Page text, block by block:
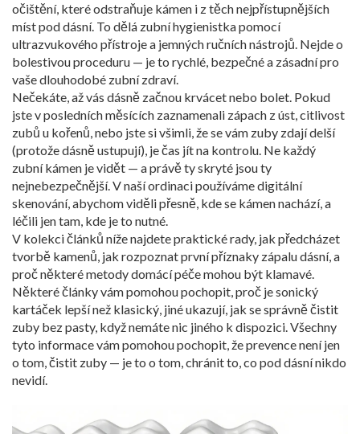
očištění, které odstraňuje kámen i z těch nejpřístupnějších
míst pod dásní. To dělá zubní hygienistka pomocí
ultrazvukového přístroje a jemných ručních nástrojů. Nejde o
bolestivou proceduru — je to rychlé, bezpečné a zásadní pro
vaše dlouhodobé zubní zdraví.
Nečekáte, až vás dásně začnou krvácet nebo bolet. Pokud
jste v posledních měsících zaznamenali zápach z úst, citlivost
zubů u kořenů, nebo jste si všimli, že se vám zuby zdají delší
(protože dásně ustupují), je čas jít na kontrolu. Ne každý
zubní kámen je vidět — a právě ty skryté jsou ty
nejnebezpečnější. V naší ordinaci používáme digitální
skenování, abychom viděli přesně, kde se kámen nachází, a
léčili jen tam, kde je to nutné.
V kolekci článků níže najdete praktické rady, jak předcházet
tvorbě kamenů, jak rozpoznat první příznaky zápalu dásní, a
proč některé metody domácí péče mohou být klamavé.
Některé články vám pomohou pochopit, proč je sonický
kartáček lepší než klasický, jiné ukazují, jak se správně čistit
zuby bez pasty, když nemáte nic jiného k dispozici. Všechny
tyto informace vám pomohou pochopit, že prevence není jen
o tom, čistit zuby — je to o tom, chránit to, co pod dásní nikdo
nevidí.